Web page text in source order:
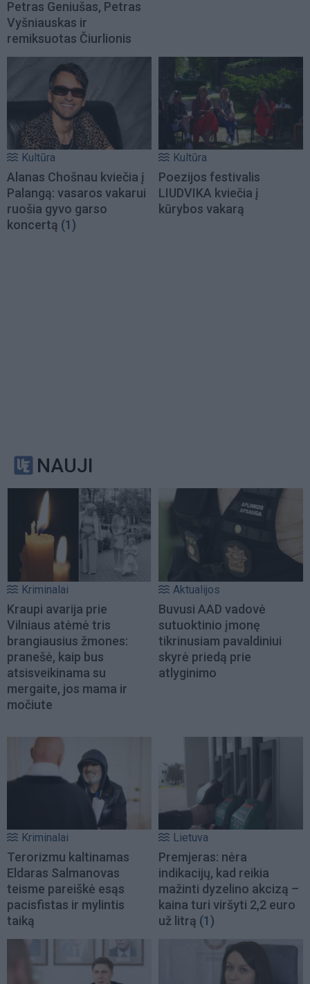
Petras Geniušas, Petras
Vyšniauskas ir
remiksuotas Čiurlionis
Kultūra
Alanas Chošnau kviečia į
Palangą: vasaros vakarui
ruošia gyvo garso
koncertą (1)
Kultūra
Poezijos festivalis
LIUDVIKA kviečia į
kūrybos vakarą
NAUJI
Kriminalai
Kraupi avarija prie
Vilniaus atėmė tris
brangiausius žmones:
pranešė, kaip bus
atsisveikinama su
mergaite, jos mama ir
močiute
Aktualijos
Buvusi AAD vadovė
sutuoktinio įmonę
tikrinusiam pavaldiniui
skyrė priedą prie
atlyginimo
Kriminalai
Terorizmu kaltinamas
Eldaras Salmanovas
teisme pareiškė esąs
pacisfistas ir mylintis
taiką
Lietuva
Premjeras: nėra
indikacijų, kad reikia
mažinti dyzelino akcizą –
kaina turi viršyti 2,2 euro
už litrą (1)